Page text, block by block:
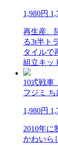
1,980円
再生産、
る3t半ト
タイルで
組立キッ
10式戦車
フジミ
1,980円
2010年に
かわいら